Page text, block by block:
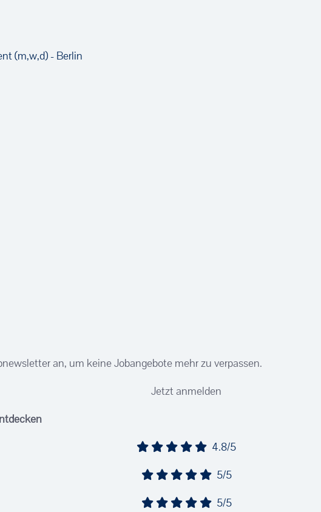
(m,w,d) - Berlin
an, um keine Jobangebote mehr zu verpassen.
Jetzt anmelden
4.8/5
5/5
5/5